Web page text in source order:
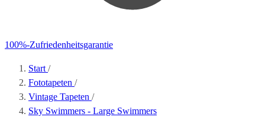
100%-Zufriedenheitsgarantie
Start /
Fototapeten /
Vintage Tapeten /
Sky Swimmers - Large Swimmers